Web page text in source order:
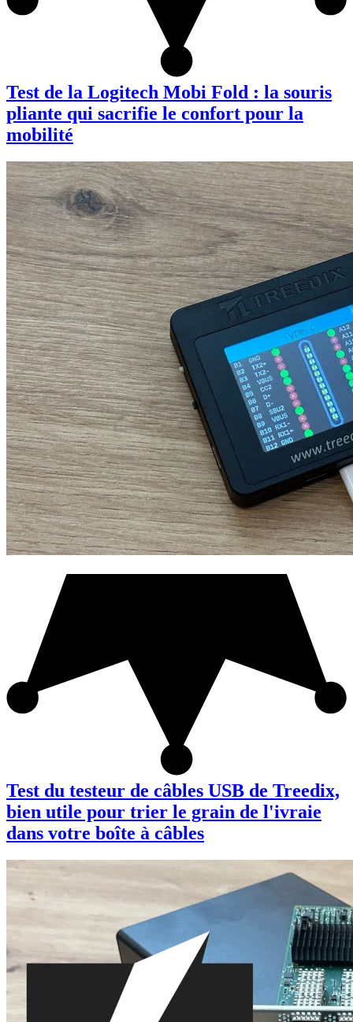
Test de la Logitech Mobi Fold : la souris
pliante qui sacrifie le confort pour la
mobilité
Test du testeur de câbles USB de Treedix,
bien utile pour trier le grain de l'ivraie
dans votre boîte à câbles